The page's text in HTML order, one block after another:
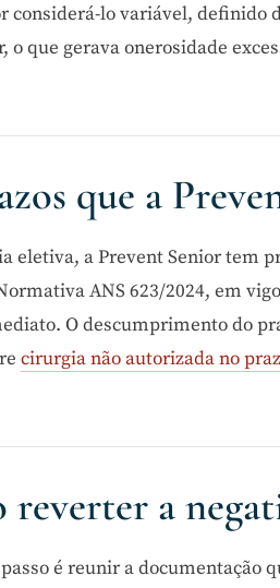
considerá-lo variável,
o que gerava onerosidade
que a
eletiva, a Prevent Senior tem
ANS 623/2024, em
O descumprimento do
cirurgia não autorizada no
reverter a
é reunir a documentação